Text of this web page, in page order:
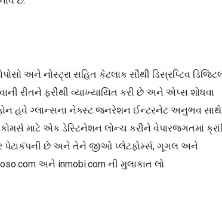
અને નોસ્ટ્રા સહિત કેટલાક સૌથી ડિસ્રપ્ટિવ
રીતને ફરીથી વ્યાખ્યાયિત કરી છે અને એપ્સ શોધવા
હવે ગ્લાન્સના નેક્સ્ટ જનરેશન ઈન્ટરનેટ અનુભવ સાથે
માટે એક ડેસ્ટિનેશન લોન્ચ કરીને વેપારજગતમાં
પેટાકંપની છે અને તેને જીઓ પ્લેટફોર્મ્સ, ગૂગલ અને
અને inmobi.com ની મુલાકાત લો.